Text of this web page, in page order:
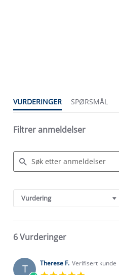
VURDERINGER
SPØRSMÅL
Filtrer anmeldelser
Reviews
Vurdering
6 Vurderinger
T Therese F. Verifisert kunde